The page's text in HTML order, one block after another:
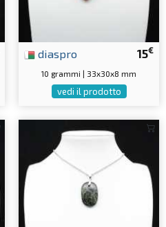
15€
diaspro
10 grammi | 33x30x8 mm
vedi il prodotto